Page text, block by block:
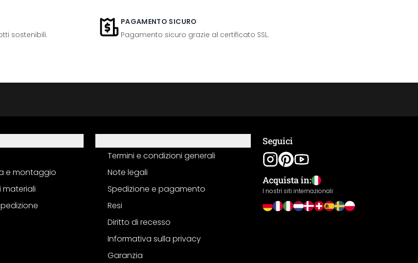
sostenibili.
PAGAMENTO SICURO
Pagamento sicuro grazie al certificato SSL.
e montaggio
materiali
Termini e condizioni generali
Note legali
Spedizione e pagamento
Resi
Diritto di recesso
Informativa sulla privacy
Garanzia
Seguici
Acquista in:
I nostri siti internazionali